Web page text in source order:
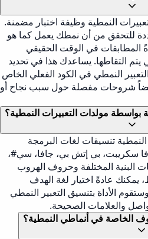
النمطية وظيفة اختبار مضمنة.
للتحقق من أن نمطك يعمل كما هو
المطابقات في الوقت الحقيقي
يتم التقاطها. يساعدك هذا في تحديد
النمطي في الكود الفعلي الخاص
شروحات مفصلة حول سبب نجاح أو
بواسطة مولدات التعبيرات النمطية؟
تنسيقات لغات البرمجة
سكريبت، بي إتش بي، جافا، سي#،
البنية المختلفة وحروف الهروب
يمكنك عادةً اختيار لغة الهدف
الأداة بتنسيق التعبير النمطي
والعلامات الصحيحة.
الخاصة في أنماطي النمطية؟